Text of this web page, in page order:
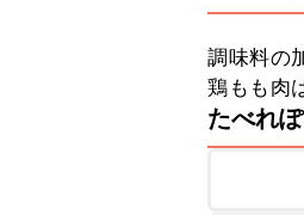
調味料の
鶏もも肉
たべれぽ